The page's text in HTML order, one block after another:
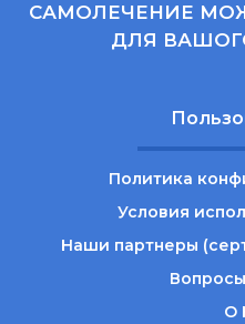
САМОЛЕЧЕНИЕ
ДЛЯ
Политика
Условия
Наши партнеры
О